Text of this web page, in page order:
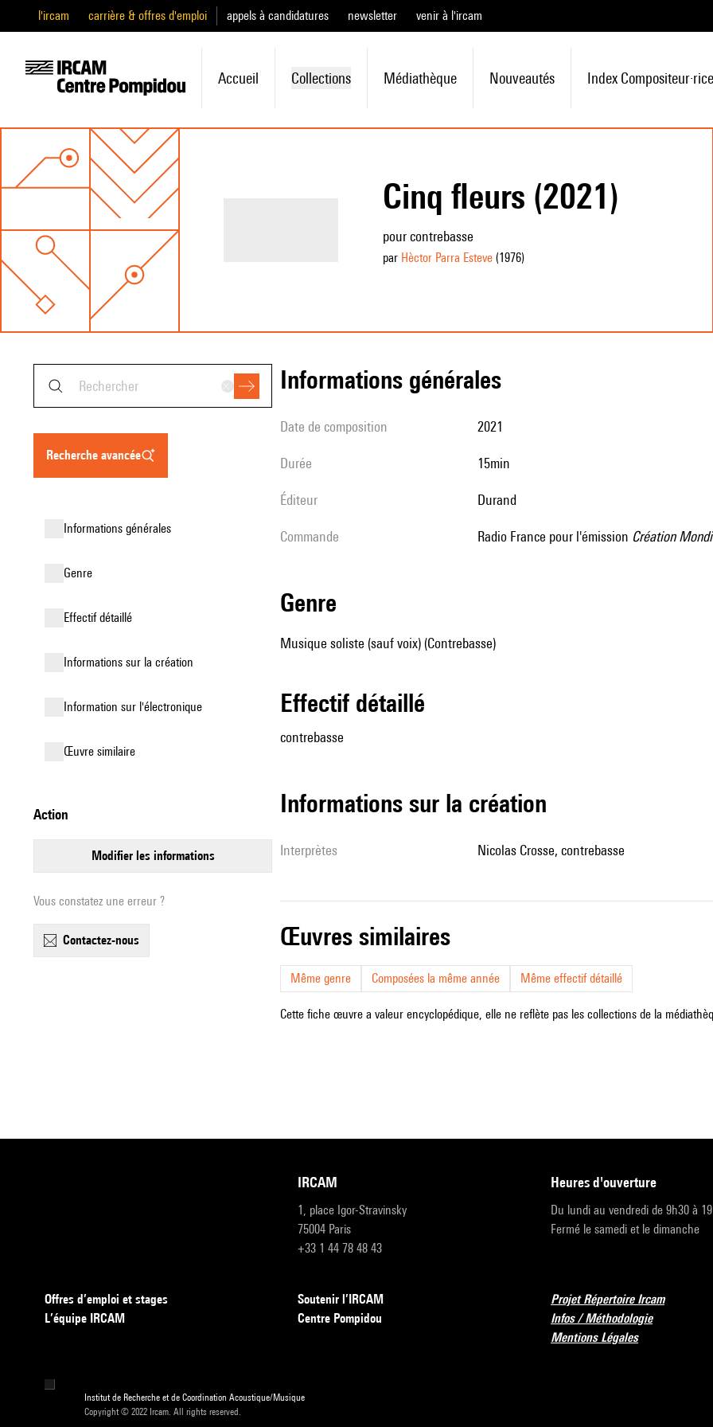
l'ircam carrière & offres d'emploi appels à candidatures newsletter venir à l'ircam
Accueil Collections Médiathèque Nouveautés Index Compositeur·rice
Cinq fleurs (2021)
pour contrebasse
par Hèctor Parra Esteve(1976)
recherche avancée
informations générales
genre
effectif détaillé
informations sur la création
Information sur l'électronique
œuvre similaire
action
modifier les informations
Vous constatez une erreur ?
contactez-nous
informations générales
date de composition 2021
durée 15min
éditeur Durand
Commande Radio France pour l'émission Création
genre
Musique soliste (sauf voix) (Contrebasse)
effectif détaillé
contrebasse
informations sur la création
interprètes Nicolas Crosse, contrebasse
œuvres similaires
Même genre Composées la même année Même effectif détaillé
Cette fiche œuvre a valeur encyclopédique, elle ne reflète pas les collections de la
IRCAM
1, place Igor-Stravinsky
75004 Paris
+33 1 44 78 48 43
heures d'ouverture
Du lundi au vendredi de 9h30 à
Fermé le samedi et le dimanche
Offres d’emploi et stages
L’équipe IRCAM
Soutenir l’IRCAM
Centre Pompidou
Projet Répertoire Ircam
Infos / Méthodologie
Mentions Légales
Institut de Recherche et de Coordination Acoustique/Musique
Copyright © 2022 Ircam. All rights reserved.